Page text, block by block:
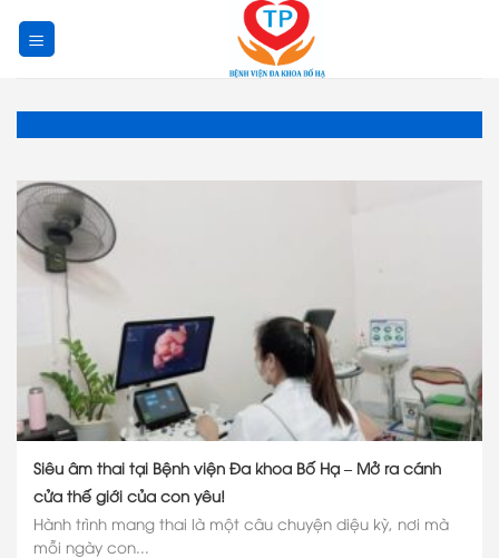
Siêu âm thai tại Bệnh viện Đa khoa Bố Hạ – Mở ra cánh
cửa thế giới của con yêu!
Hành trình mang thai là một câu chuyện diệu kỳ, nơi mà
mỗi ngày con...